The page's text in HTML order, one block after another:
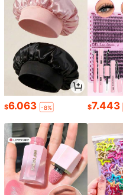
$6.063 -8% $7.443